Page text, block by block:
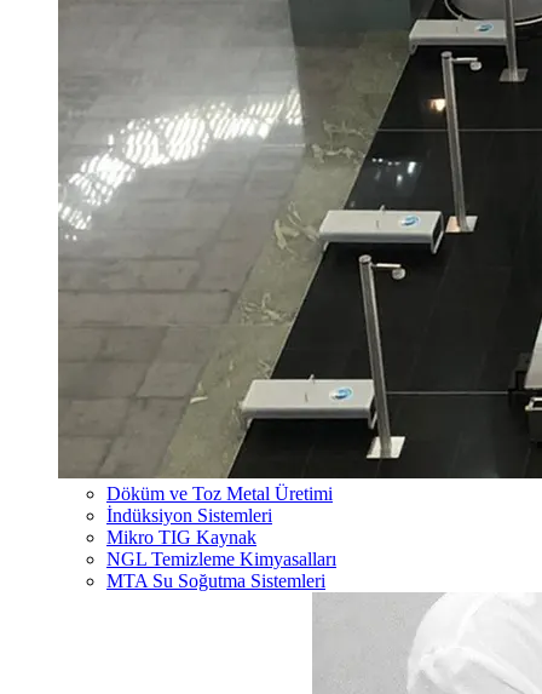
Döküm ve Toz Metal Üretimi
İndüksiyon Sistemleri
Mikro TIG Kaynak
NGL Temizleme Kimyasalları
MTA Su Soğutma Sistemleri